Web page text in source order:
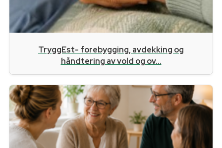
TryggEst- forebygging, avdekking og
håndtering av vold og ov...